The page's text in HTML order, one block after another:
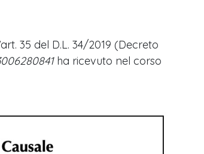
35 del D.L. 34/2019 (Decreto
ha ricevuto nel corso